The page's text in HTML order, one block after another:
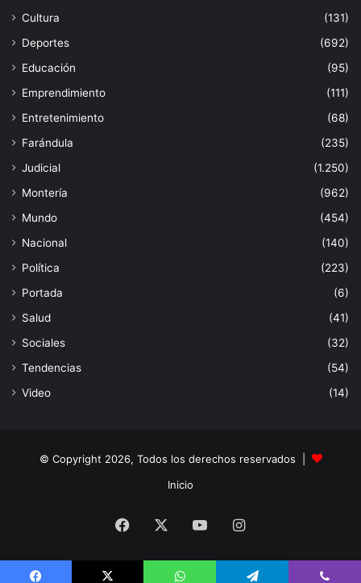
Cultura
(131)
Deportes
(692)
Educación
(95)
Emprendimiento
(111)
Entretenimiento
(68)
Farándula
(235)
Judicial
(1.250)
Montería
(962)
Mundo
(454)
Nacional
(140)
Política
(223)
Portada
(6)
Salud
(41)
Sociales
(32)
Tendencias
(54)
Video
(14)
© Copyright 2026, Todos los derechos reservados |
Inicio
Facebook YouTubeInstagram